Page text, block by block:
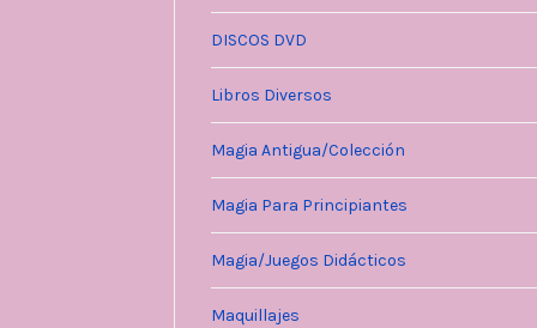
DISCOS DVD
Libros Diversos
Magia Antigua/Colección
Magia Para Principiantes
Magia/Juegos Didácticos
Maquillajes